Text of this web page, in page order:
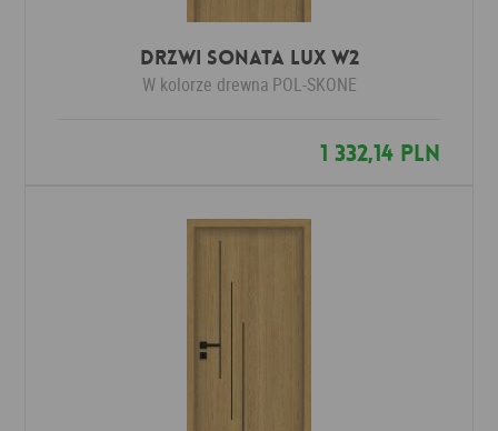
Drzwi Sonata lux W2
W kolorze drewna POL-SKONE
1 332,14 PLN